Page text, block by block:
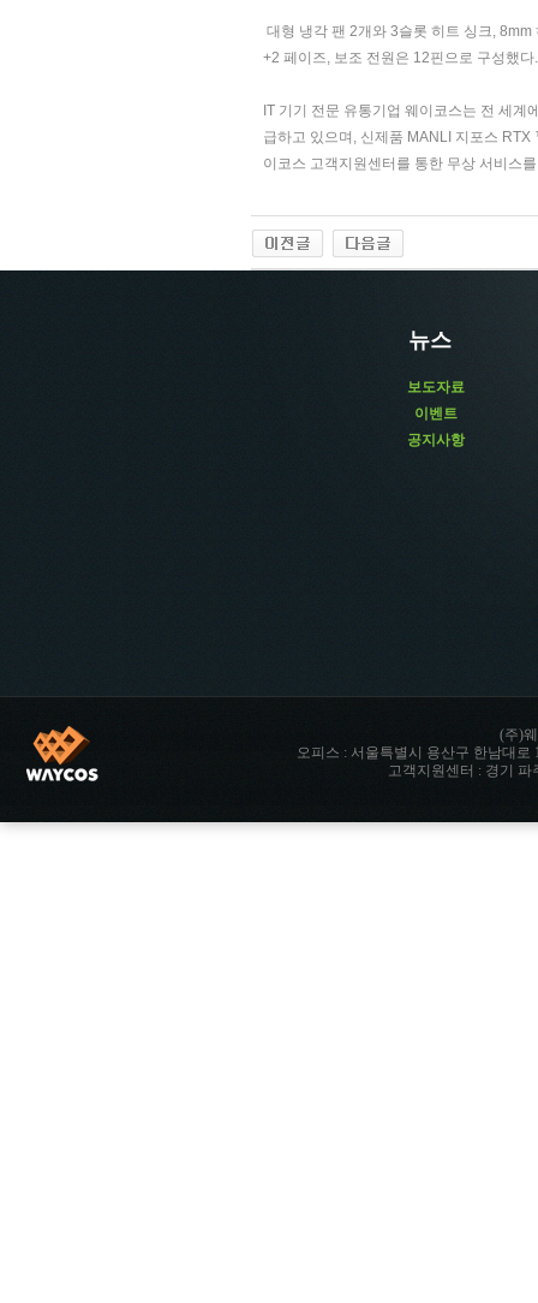
대형 냉각 팬 2개와 3슬롯 히트 싱크,
+2 페이즈, 보조 전원은 12핀으로 구성했다.
IT 기기 전문 유통기업 웨이코스는 전 세계
급하고 있으며, 신제품 MANLI 지포스
이코스 고객지원센터를 통한 무상 서비스
뉴스
보도자료
이벤트
공지사항
(주)
오피스 : 서울특별시 용산구 한남대로
고객지원센터 : 경기 파